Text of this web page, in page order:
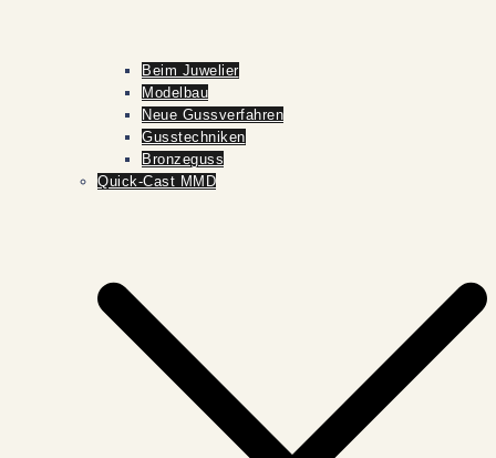
Beim Juwelier
Modelbau
Neue Gussverfahren
Gusstechniken
Bronzeguss
Quick-Cast MMD